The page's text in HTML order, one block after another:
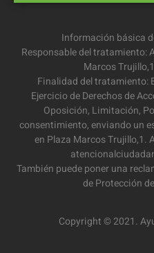
Información básica
Responsable del tratamiento:
Marcos
Finalidad del tratamiento:
Ejercicio de Derechos de
Oposición, Limitación,
consentimiento, enviando un
en Plaza Marcos Trujillo,1.
También puede poner una
de Protección
Copyright © 2021.